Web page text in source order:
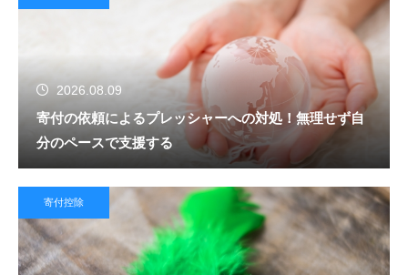
2026.08.09
寄付の依頼によるプレッシャーへの対処！無理せず自
分のペースで支援する
寄付控除